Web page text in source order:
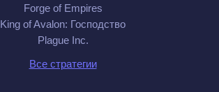
Forge of Empires
King of Avalon: Господство
Plague Inc.
Все стратегии